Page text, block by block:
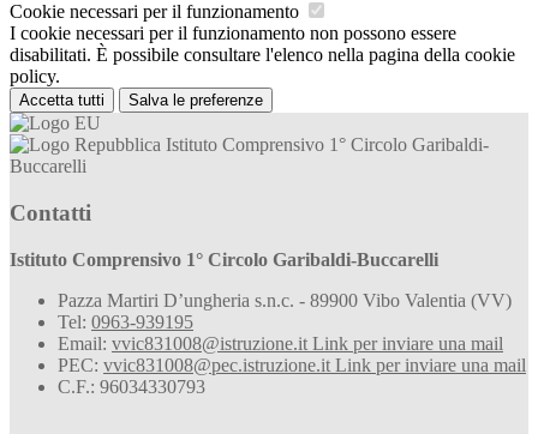
Cookie necessari per il funzionamento
I cookie necessari per il funzionamento non possono essere
disabilitati. È possibile consultare l'elenco nella pagina della cookie
policy.
Accetta tutti Salva le preferenze
Istituto Comprensivo 1° Circolo Garibaldi-
Buccarelli
Contatti
Istituto Comprensivo 1° Circolo Garibaldi-Buccarelli
Pazza Martiri D’ungheria s.n.c. - 89900 Vibo Valentia (VV)
Tel: 0963-939195
Email: vvic831008@istruzione.it Link per inviare una mail
PEC: vvic831008@pec.istruzione.it Link per inviare una mail
C.F.: 96034330793